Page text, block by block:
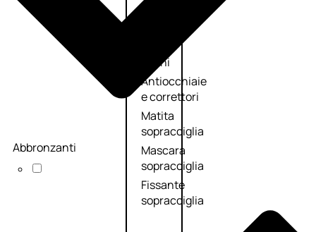
Eyeliner
occhi
Antiocchiaie
e correttori
Matita
sopracciglia
Mascara
sopracciglia
Fissante
sopracciglia
Abbronzanti